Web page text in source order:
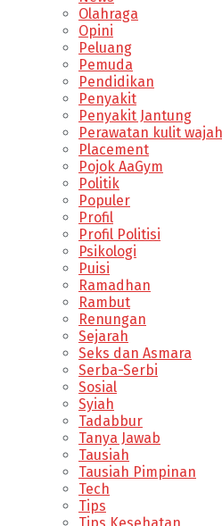
Olahraga
Opini
Peluang
Pemuda
Pendidikan
Penyakit
Penyakit Jantung
Perawatan kulit wajah
Placement
Pojok AaGym
Politik
Populer
Profil
Profil Politisi
Psikologi
Puisi
Ramadhan
Rambut
Renungan
Sejarah
Seks dan Asmara
Serba-Serbi
Sosial
Syiah
Tadabbur
Tanya Jawab
Tausiah
Tausiah Pimpinan
Tech
Tips